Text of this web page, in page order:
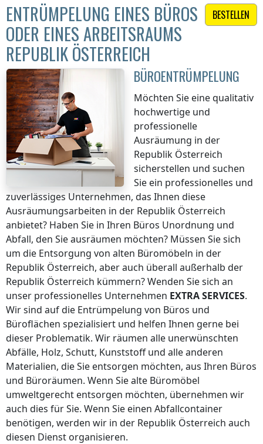
BESTELLEN
ENTRÜMPELUNG EINES BÜROS
ODER EINES ARBEITSRAUMS
REPUBLIK ÖSTERREICH
BÜROENTRÜMPELUNG
Möchten Sie eine qualitativ
hochwertige und
professionelle
Ausräumung in der
Republik Österreich
sicherstellen und suchen
Sie ein professionelles und
zuverlässiges Unternehmen, das Ihnen diese
Ausräumungsarbeiten in der Republik Österreich
anbietet? Haben Sie in Ihren Büros Unordnung und
Abfall, den Sie ausräumen möchten? Müssen Sie sich
um die Entsorgung von alten Büromöbeln in der
Republik Österreich, aber auch überall außerhalb der
Republik Österreich kümmern? Wenden Sie sich an
unser professionelles Unternehmen EXTRA SERVICES.
Wir sind auf die Entrümpelung von Büros und
Büroflächen spezialisiert und helfen Ihnen gerne bei
dieser Problematik. Wir räumen alle unerwünschten
Abfälle, Holz, Schutt, Kunststoff und alle anderen
Materialien, die Sie entsorgen möchten, aus Ihren Büros
und Büroräumen. Wenn Sie alte Büromöbel
umweltgerecht entsorgen möchten, übernehmen wir
auch dies für Sie. Wenn Sie einen Abfallcontainer
benötigen, werden wir in der Republik Österreich auch
diesen Dienst organisieren.